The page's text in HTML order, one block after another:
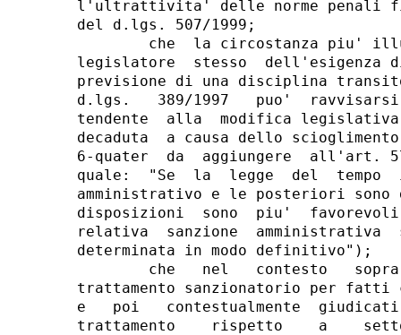
l'ultrattivita' delle norme penali
del d.lgs. 507/1999;
che  la circostanza piu'
legislatore  stesso  dell'esigenza
previsione di una disciplina
d.lgs.   389/1997   puo'
tendente  alla  modifica
decaduta  a causa dello
6-quater  da  aggiungere  all'art.
quale:  "Se  la  legge  del
amministrativo e le posteriori
disposizioni  sono  piu'
relativa  sanzione
determinata in modo definitivo");
che   nel   contesto
trattamento sanzionatorio per fatti
e   poi   contestualmente
trattamento    rispetto    a